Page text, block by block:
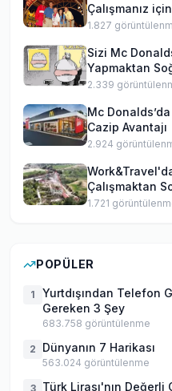
Çalışmanız
1.827
Sizi Mc
Yapmaktan
2.339
Mc
Cazip Avantajı
2.924
Çalışmaktan
1.721
POPÜLER
1
Yurtdışından Telefon
Gereken 3 Şey
683.758 görüntülenme
2 Dünyanın 7 Harikası
563.024 görüntülenme
3 Türk Lirası'nın Değerli